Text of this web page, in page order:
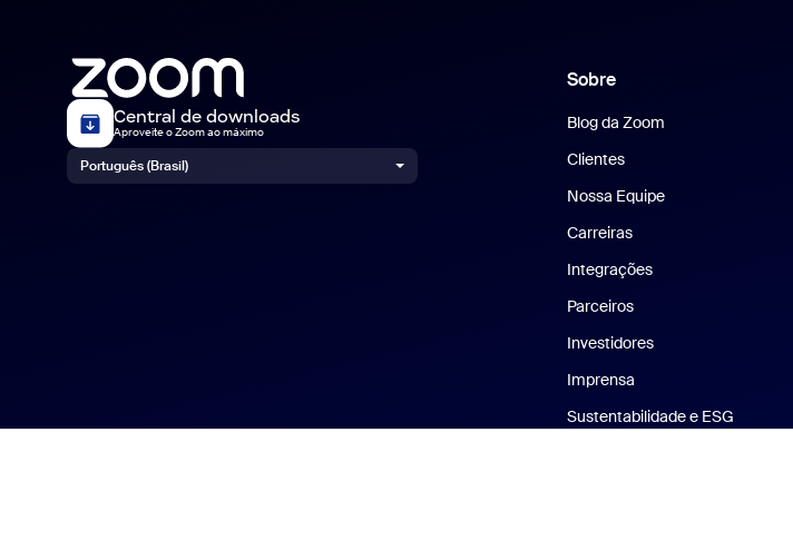
Central de downloads
Aproveite o Zoom ao máximo
Português (Brasil)
Sobre
Blog da Zoom
Clientes
Nossa Equipe
Carreiras
Integrações
Parceiros
Investidores
Imprensa
Sustentabilidade e ESG